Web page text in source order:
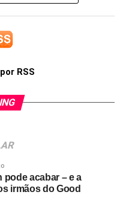
RSS
pode acabar – e a
irmãos do Good